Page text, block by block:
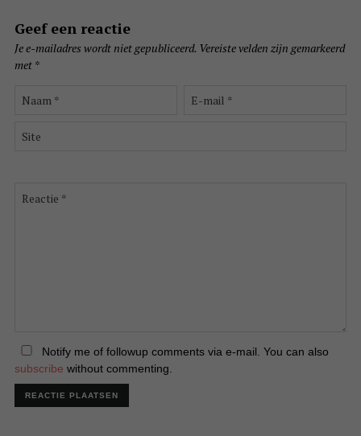
Geef een reactie
Je e-mailadres wordt niet gepubliceerd. Vereiste velden zijn gemarkeerd
met *
Notify me of followup comments via e-mail. You can also
subscribe without commenting.